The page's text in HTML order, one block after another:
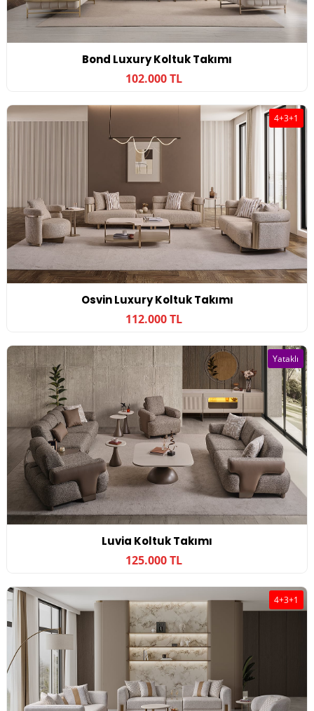
Bond Luxury Koltuk Takımı
102.000 TL
Osvin Luxury Koltuk Takımı
112.000 TL
4+3+1
Luvia Koltuk Takımı
125.000 TL
Yataklı
4+3+1